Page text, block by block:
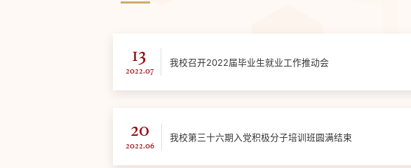
13
2022.07
我校召开2022届毕业生就业工作推动会
20
2022.06
我校第三十六期入党积极分子培训班圆满结束